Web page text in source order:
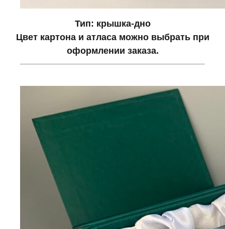
Тип: крышка-дно
Цвет картона и атласа можно выбрать при
оформлении заказа.